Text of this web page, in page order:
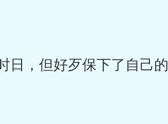
，但好歹保下了自己的